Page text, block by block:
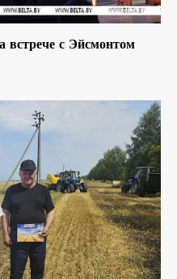
встрече с Эйсмонтом